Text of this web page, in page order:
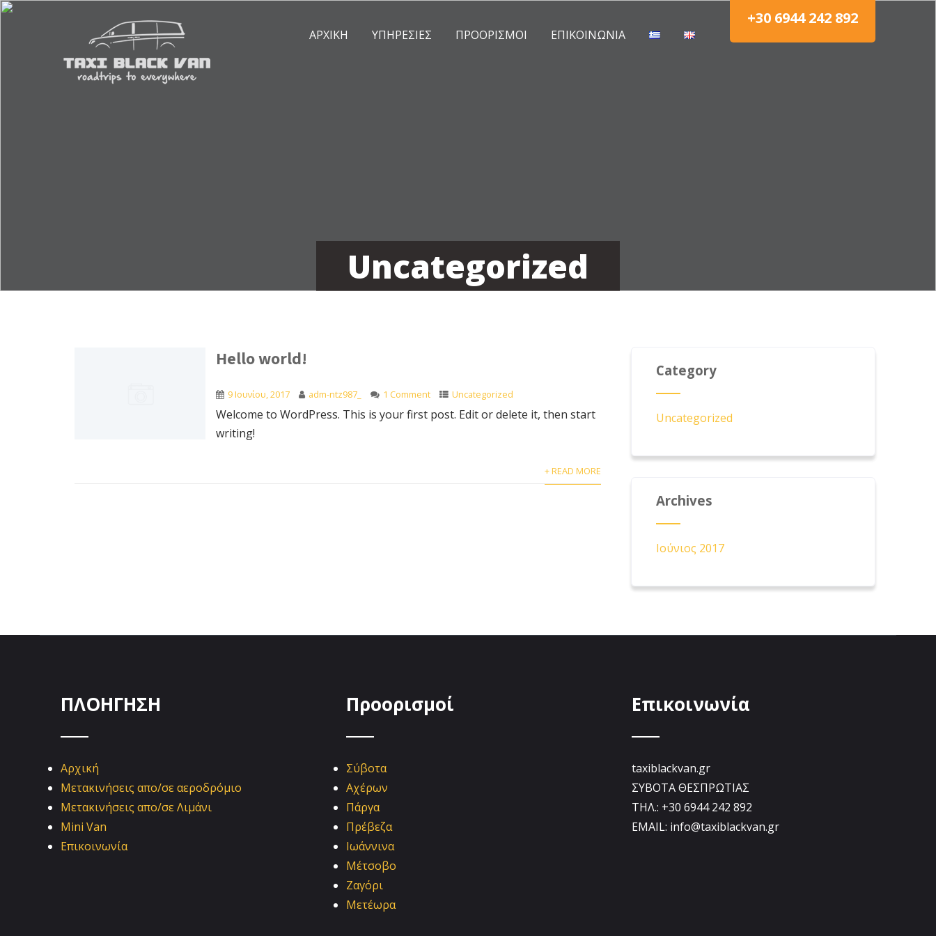
ΑΡΧΙΚΗ ΥΠΗΡΕΣΙΕΣ ΠΡΟΟΡΙΣΜΟΙ ΕΠΙΚΟΙΝΩΝΙΑ
+30 6944 242 892
Uncategorized
Hello world!
9 Ιουνίου, 2017 adm-ntz987_ 1 Comment Uncategorized
Welcome to WordPress. This is your first post. Edit or delete it, then start
writing!
+ READ MORE
Category
Uncategorized
Archives
Ιούνιος 2017
ΠΛΟΗΓΗΣΗ
Αρχική
Μετακινήσεις απο/σε αεροδρόμιο
Μετακινήσεις απο/σε Λιμάνι
Mini Van
Επικοινωνία
Προορισμοί
Σύβοτα
Αχέρων
Πάργα
Πρέβεζα
Ιωάννινα
Μέτσοβο
Ζαγόρι
Μετέωρα
Επικοινωνία
taxiblackvan.gr
ΣΥΒΟΤΑ ΘΕΣΠΡΩΤΙΑΣ
ΤΗΛ.: +30 6944 242 892
EMAIL: info@taxiblackvan.gr